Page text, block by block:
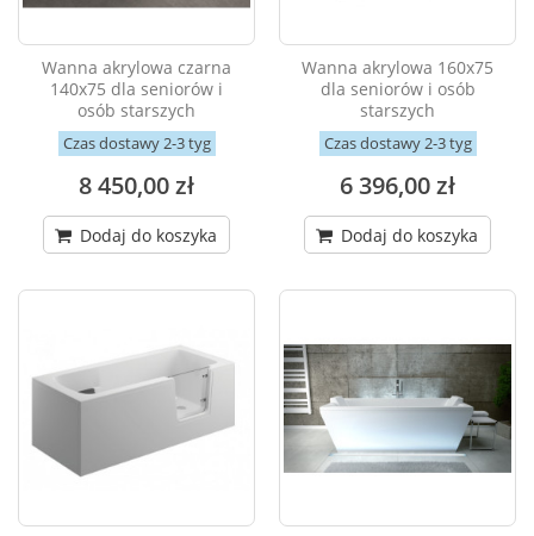
Wanna akrylowa czarna
140x75 dla seniorów i
osób starszych
Czas dostawy 2-3 tyg
8 450,00 zł
Dodaj do koszyka
Wanna akrylowa 160x75
dla seniorów i osób
starszych
Czas dostawy 2-3 tyg
6 396,00 zł
Dodaj do koszyka